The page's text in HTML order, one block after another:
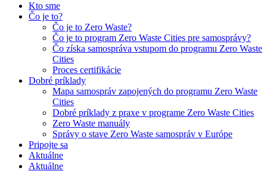
Kto sme
Čo je to?
Čo je to Zero Waste?
Čo je to program Zero Waste Cities pre samosprávy?
Čo získa samospráva vstupom do programu Zero Waste
Cities
Proces certifikácie
Dobré príklady
Mapa samospráv zapojených do programu Zero Waste
Cities
Dobré príklady z praxe v programe Zero Waste Cities
Zero Waste manuály
Správy o stave Zero Waste samospráv v Európe
Pripojte sa
Aktuálne
Aktuálne